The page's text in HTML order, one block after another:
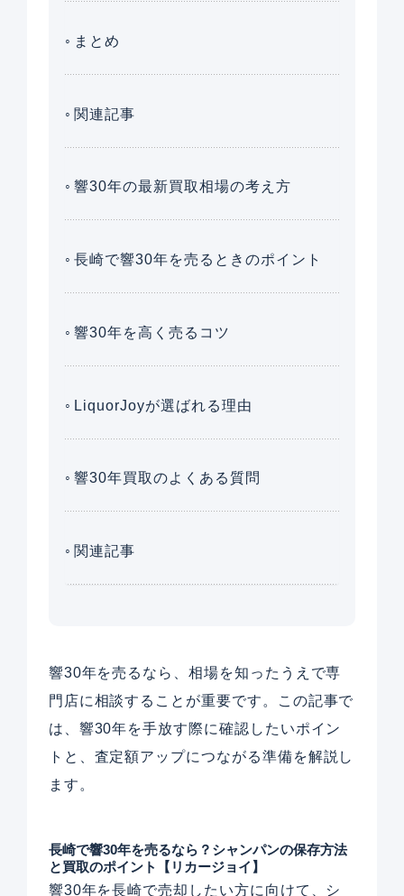
まとめ
関連記事
響30年の最新買取相場の考え方
長崎で響30年を売るときのポイント
響30年を高く売るコツ
LiquorJoyが選ばれる理由
響30年買取のよくある質問
関連記事
響30年を売るなら、相場を知ったうえで専
門店に相談することが重要です。この記事で
は、響30年を手放す際に確認したいポイン
トと、査定額アップにつながる準備を解説し
ます。
長崎で響30年を売るなら？シャンパンの保存方法
と買取のポイント【リカージョイ】
響30年を長崎で売却したい方に向けて、シ